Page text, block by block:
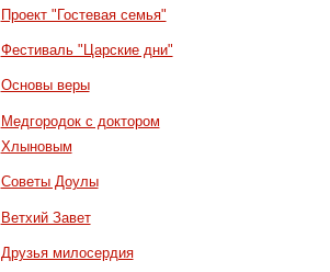
Проект "Гостевая семья"
Фестиваль "Царские дни"
Основы веры
Медгородок с доктором
Хлыновым
Советы Доулы
Ветхий Завет
Друзья милосердия